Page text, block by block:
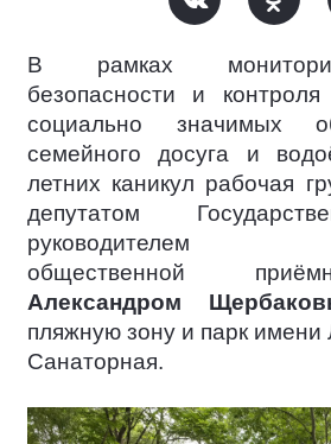
В рамках
безопасности и
социально значимых
семейного досуга и
летних каникул рабочая
депутатом
руководителем
общественной
Александром
пляжную зону и парк имени
Санаторная.